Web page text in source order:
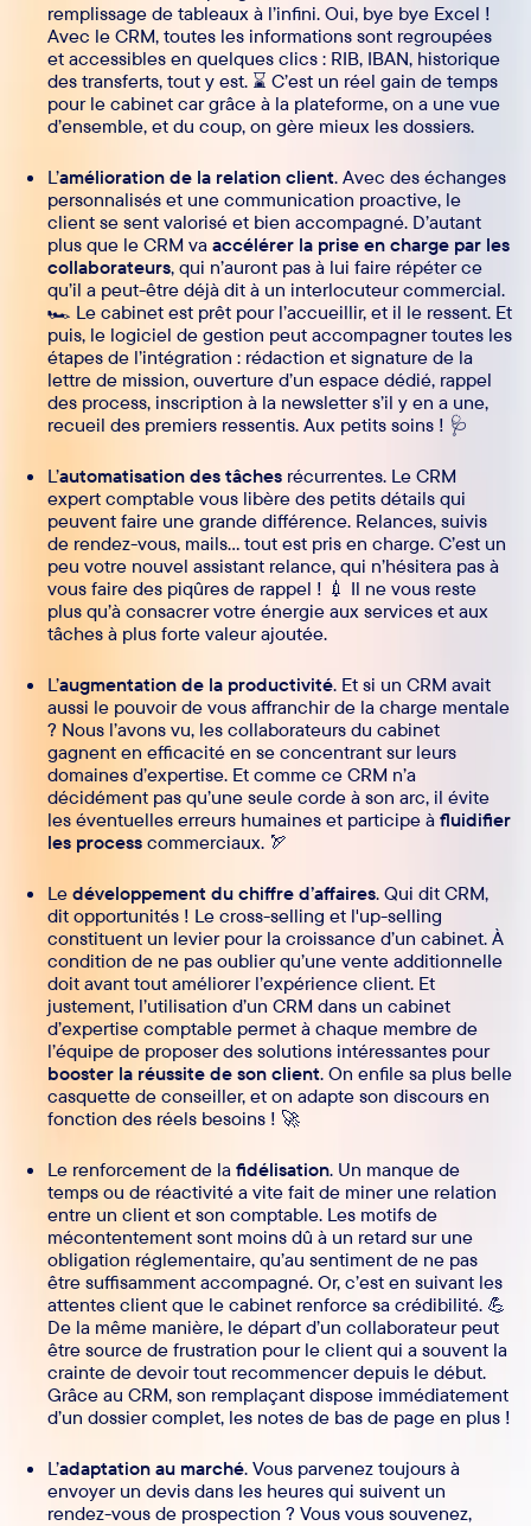
remplissage de tableaux à l’infini. Oui, bye bye Excel !
Avec le CRM, toutes les informations sont regroupées
et accessibles en quelques clics : RIB, IBAN, historique
des transferts, tout y est. ⌛ C’est un réel gain de temps
pour le cabinet car grâce à la plateforme, on a une vue
d’ensemble, et du coup, on gère mieux les dossiers.
L’amélioration de la relation client. Avec des échanges
personnalisés et une communication proactive, le
client se sent valorisé et bien accompagné. D’autant
plus que le CRM va accélérer la prise en charge par les
collaborateurs, qui n’auront pas à lui faire répéter ce
qu’il a peut-être déjà dit à un interlocuteur commercial.
🏎️ Le cabinet est prêt pour l’accueillir, et il le ressent. Et
puis, le logiciel de gestion peut accompagner toutes les
étapes de l’intégration : rédaction et signature de la
lettre de mission, ouverture d’un espace dédié, rappel
des process, inscription à la newsletter s’il y en a une,
recueil des premiers ressentis. Aux petits soins ! 🩺
L’automatisation des tâches récurrentes. Le CRM
expert comptable vous libère des petits détails qui
peuvent faire une grande différence. Relances, suivis
de rendez-vous, mails… tout est pris en charge. C’est un
peu votre nouvel assistant relance, qui n’hésitera pas à
vous faire des piqûres de rappel ! 💉 Il ne vous reste
plus qu’à consacrer votre énergie aux services et aux
tâches à plus forte valeur ajoutée.
L’augmentation de la productivité. Et si un CRM avait
aussi le pouvoir de vous affranchir de la charge mentale
? Nous l’avons vu, les collaborateurs du cabinet
gagnent en efficacité en se concentrant sur leurs
domaines d’expertise. Et comme ce CRM n’a
décidément pas qu’une seule corde à son arc, il évite
les éventuelles erreurs humaines et participe à fluidifier
les process commerciaux. 🏹
Le développement du chiffre d’affaires. Qui dit CRM,
dit opportunités ! Le cross-selling et l'up-selling
constituent un levier pour la croissance d’un cabinet. À
condition de ne pas oublier qu’une vente additionnelle
doit avant tout améliorer l’expérience client. Et
justement, l’utilisation d’un CRM dans un cabinet
d’expertise comptable permet à chaque membre de
l’équipe de proposer des solutions intéressantes pour
booster la réussite de son client. On enfile sa plus belle
casquette de conseiller, et on adapte son discours en
fonction des réels besoins ! 🚀
Le renforcement de la fidélisation. Un manque de
temps ou de réactivité a vite fait de miner une relation
entre un client et son comptable. Les motifs de
mécontentement sont moins dû à un retard sur une
obligation réglementaire, qu’au sentiment de ne pas
être suffisamment accompagné. Or, c’est en suivant les
attentes client que le cabinet renforce sa crédibilité. 💪
De la même manière, le départ d’un collaborateur peut
être source de frustration pour le client qui a souvent la
crainte de devoir tout recommencer depuis le début.
Grâce au CRM, son remplaçant dispose immédiatement
d’un dossier complet, les notes de bas de page en plus !
L’adaptation au marché. Vous parvenez toujours à
envoyer un devis dans les heures qui suivent un
rendez-vous de prospection ? Vous vous souvenez,